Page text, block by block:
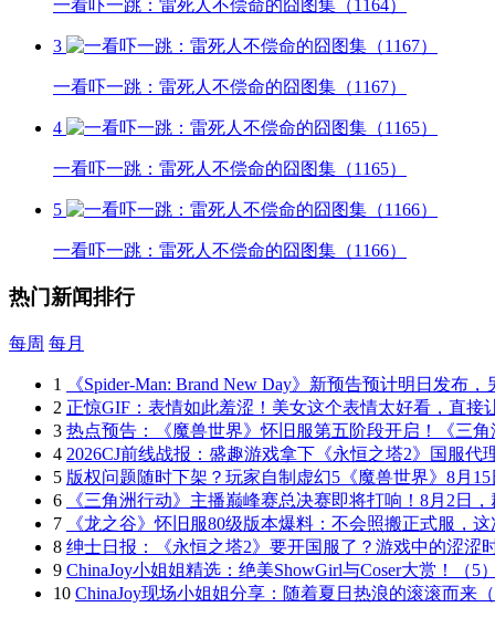
一看吓一跳：雷死人不偿命的囧图集（1164）
3
一看吓一跳：雷死人不偿命的囧图集（1167）
4
一看吓一跳：雷死人不偿命的囧图集（1165）
5
一看吓一跳：雷死人不偿命的囧图集（1166）
热门新闻排行
每周 每月
1
《Spider-Man: Brand New Day》新预告预计明日发布
2 正惊GIF：表情如此羞涩！美女这个表情太好看，直接
3 热点预告：《魔兽世界》怀旧服第五阶段开启！《三
4 2026CJ前线战报：盛趣游戏拿下《永恒之塔2》国服代
5 版权问题随时下架？玩家自制虚幻5《魔兽世界》8月
6
《三角洲行动》主播巅峰赛总决赛即将打响！8月2日
7
《龙之谷》怀旧服80级版本爆料：不会照搬正式服，
8 绅士日报：《永恒之塔2》要开国服了？游戏中的涩涩
9 ChinaJoy小姐姐精选：绝美ShowGirl与Coser大赏！（5
10 ChinaJoy现场小姐姐分享：随着夏日热浪的滚滚而来